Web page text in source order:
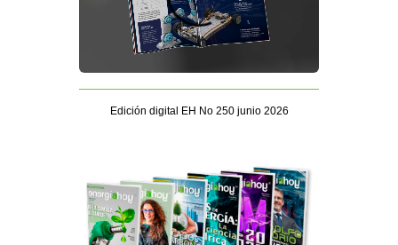
Edición digital EH No 250 junio 2026